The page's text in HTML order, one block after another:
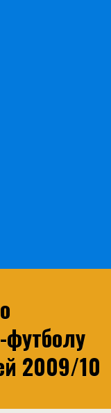
2009/10